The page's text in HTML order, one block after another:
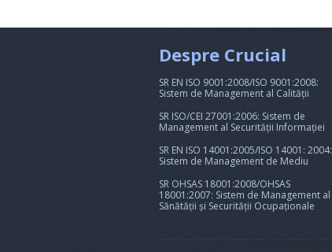
Despre Crucial
SR EN ISO 9001:2008/ISO 9001:2008:
Sistem de Management al Calității
SR ISO/CEI 27001:2006: Sistem de
Management al Securității Informației
SR EN ISO 14001:2005/ISO 14001: 2004:
Sistem de Management de Mediu
SR OHSAS 18001:2008/OHSAS
18001:2007: Sistem de Management al
Sănătății și Securității Ocupaționale